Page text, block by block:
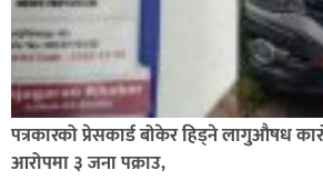
पत्रकारको प्रेसकार्ड बोकेर हिड्ने लागुऔषध
आरोपमा ३ जना पक्राउ,